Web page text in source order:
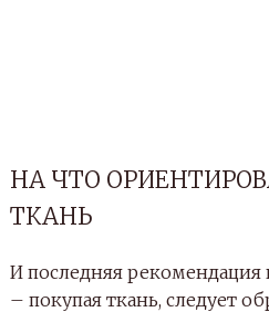
НА ЧТО
ТКАНЬ
И последняя
– покупая ткань, следует